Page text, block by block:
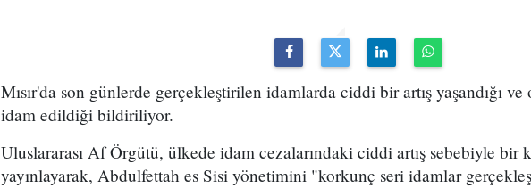
Mısır'da son günlerde gerçekleştirilen idamlarda ciddi bir artış yaşandığı
idam edildiği bildiriliyor.
Uluslararası Af Örgütü, ülkede idam cezalarındaki ciddi artış sebebiyle bir
yayınlayarak, Abdulfettah es Sisi yönetimini "korkunç seri idamlar